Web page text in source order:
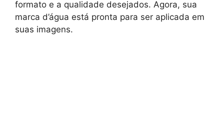
formato e a qualidade desejados. Agora, sua
marca d’água está pronta para ser aplicada em
suas imagens.